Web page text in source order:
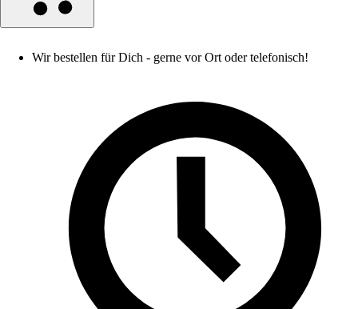
Wir bestellen für Dich - gerne vor Ort oder telefonisch!